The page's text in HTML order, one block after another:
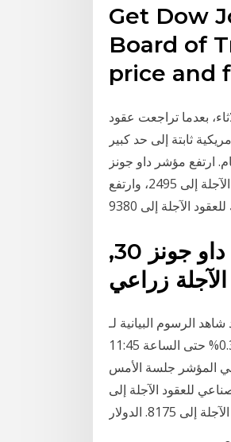
Get Dow
Board of
price and
بعدما تراجعت عقود
للأسهم الأمريكية ثابتة إلى حد كبير
ارتفع مؤشر داو جونز
الصناعي للعقود الآجلة إلى 24394، وارتفع مؤشر ستاندرد آند بورز 500 للعقود الآجلة إلى 2495، وارتفع
ستاندرد أند بورز 500, مؤشر ناسداك المركب, داو جونز 30,
شاهد الرسوم البيانية لـ ‎عقود E-mini الآجلة لـ S&P 500‎ لتتبع تحركات أسعارها. أفكار التداول، والتوقعات
وأخبار السوق، كلها في متناولكم. زاد مؤشر داو جونز ستوكس أوروبا 600 بنسبة 0.3% حتى الساعة 11:45
مستوي 408.97 نقطة الأعلى منذ شباط/فبراير 2020 ، وأنهي المؤشر جلسة الأمس
للعقود الآجلة إلى